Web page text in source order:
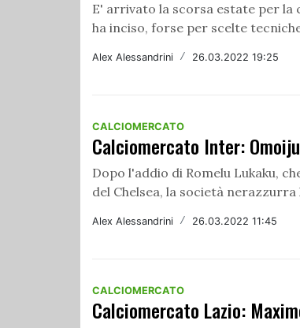
E' arrivato la scorsa estate per la
ha inciso, forse per scelte
Alex Alessandrini / 26.03.2022 19:25
CALCIOMERCATO
Calciomercato Inter:
Dopo l'addio di Romelu Lukaku,
del Chelsea, la società nerazzurra
Alex Alessandrini / 26.03.2022 11:45
CALCIOMERCATO
Calciomercato Lazio: